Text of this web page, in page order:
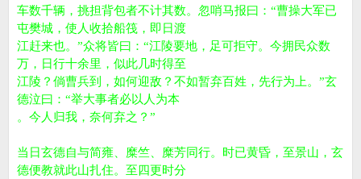
车数千辆，挑担背包者不计其数。忽哨马报曰：“曹操大军已
屯樊城，使人收拾船筏，即日渡
江赶来也。”众将皆曰：“江陵要地，足可拒守。今拥民众数
万，日行十余里，似此几时得至
江陵？倘曹兵到，如何迎敌？不如暂弃百姓，先行为上。”玄
德泣曰：“举大事者必以人为本
。今人归我，奈何弃之？”
当日玄德自与简雍、糜竺、糜芳同行。时已黄昏，至景山，玄
德便教就此山扎住。至四更时分